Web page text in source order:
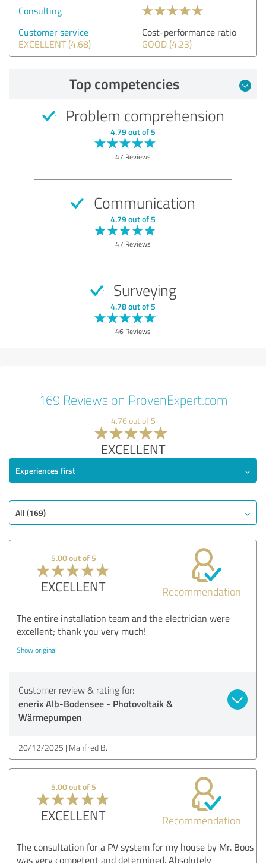
Consulting
Customer service
EXCELLENT (4.68)
Cost-performance ratio
GOOD (4.23)
Top competencies
Problem comprehension
4.79 out of 5
47 Reviews
Communication
4.79 out of 5
47 Reviews
Surveying
4.78 out of 5
46 Reviews
169 Reviews on ProvenExpert.com
4.76 out of 5
EXCELLENT
Experiences first
All (169)
5.00 out of 5
EXCELLENT Recommendation
The entire installation team and the electrician were
excellent; thank you very much!
Show original
Customer review & rating for:
enerix Alb-Bodensee - Photovoltaik &
Wärmepumpen
20/12/2025 Manfred B.
5.00 out of 5
EXCELLENT Recommendation
The consultation for a PV system for my house by Mr. Boos
was very competent and determined. Absolutely